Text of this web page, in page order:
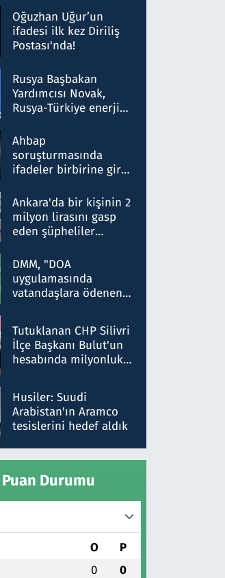
Oğuzhan Uğur’un
ifadesi ilk kez Diriliş
Postası'nda!
Rusya Başbakan
Yardımcısı Novak,
Rusya-Türkiye enerji
nitelikte olduğunu
belirtti
Ahbap
soruşturmasında
ifadeler birbirine girdi:
ifadelerinden ortaya
çıkan tablo şok etti
Ankara'da bir kişinin 2
milyon lirasını gasp
eden şüpheliler
DMM, "DOA
uygulamasında
vatandaşlara ödenen
düşürüldüğü" iddiasını
yalanladı
Tutuklanan CHP Silivri
İlçe Başkanı Bulut'un
hesabında milyonluk
talimat verdi, ben
gönderdim
Husiler: Suudi
Arabistan'ın Aramco
tesislerini hedef aldık
Durumu
O P
0 0